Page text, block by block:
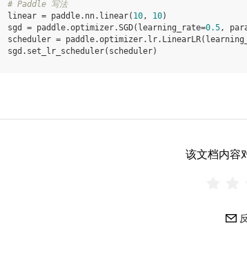
# Paddle 写法
linear = paddle. nn. linear( 10, 10)
sgd
= paddle.optimizer.SGD( learning_rate=0.5,
scheduler = paddle.optimizer. lr. LinearLR(
sgd . set_lr_scheduler( scheduler)
该文档内容